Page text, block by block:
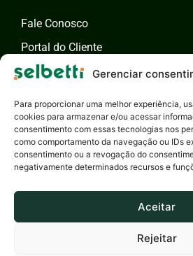
Gerenciar
Para proporcionar uma melhor experiência,
cookies para armazenar e/ou acessar
consentimento com essas tecnologias nos
como comportamento da navegação ou IDs
consentimento ou a revogação do
negativamente determinados recursos e
Aceitar
Rejeitar
Fale Conosco
Portal do Cliente
Fale com um Especialista
Selbetti Tecnologia S.A. - 2026 - Todos os